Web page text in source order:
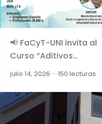
📢 FaCyT-UNI invita al
Curso “Aditivos
Alimentarios: Origen,
en cooperación con la
Universidad Federal de
Bahía
julio 14, 2026 150 lecturas